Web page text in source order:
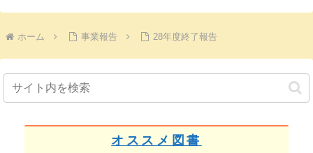
ホーム 事業報告 28年度終了報告
オススメ図書